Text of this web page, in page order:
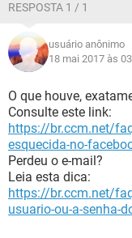
RESPOSTA 1 / 1
usuário anônimo
18 mai 2017 às
O que houve,
Consulte este link:
https://br.ccm.net/
esquecida-no-
Perdeu o e-mail?
Leia esta dica:
https://br.ccm.net/
usuario-ou-a-senha-